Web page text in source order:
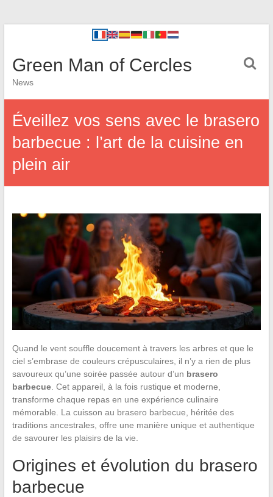
Green Man of Cercles
News
Éveillez vos sens avec le brasero
barbecue : l’art de la cuisine en
plein air
Quand le vent souffle doucement à travers les arbres et que le
ciel s’embrase de couleurs crépusculaires, il n’y a rien de plus
savoureux qu’une soirée passée autour d’un brasero
barbecue. Cet appareil, à la fois rustique et moderne,
transforme chaque repas en une expérience culinaire
mémorable. La cuisson au brasero barbecue, héritée des
traditions ancestrales, offre une manière unique et authentique
de savourer les plaisirs de la vie.
Origines et évolution du brasero
barbecue